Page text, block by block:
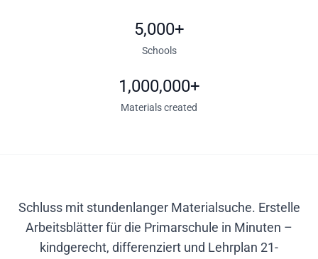
5,000+
Schools
1,000,000+
Materials created
Schluss mit stundenlanger Materialsuche. Erstelle
Arbeitsblätter für die Primarschule in Minuten –
kindgerecht, differenziert und Lehrplan 21-